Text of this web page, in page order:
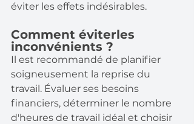
éviter les effets indésirables.
Comment éviterles
inconvénients ?
Il est recommandé de planifier
soigneusement la reprise du
travail. Évaluer ses besoins
financiers, déterminer le nombre
d'heures de travail idéal et choisir